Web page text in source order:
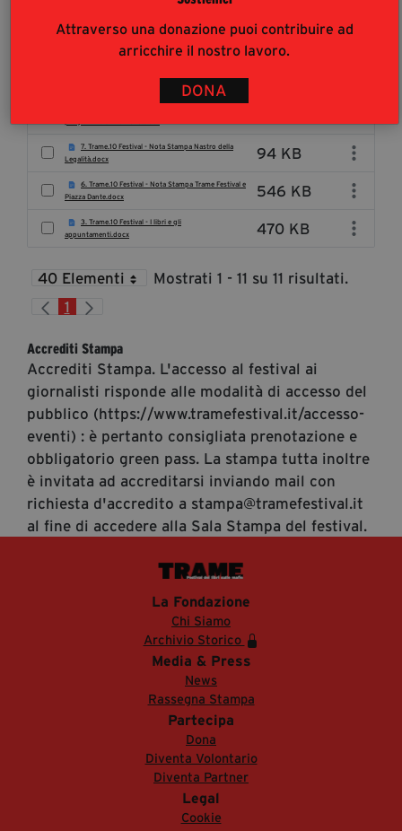
Attraverso una donazione puoi contribuire ad
arricchire il nostro lavoro.
DONA
612 KB
7. Trame.10 Festival - Nota Stampa Nastro della
Legalità.docx
94 KB
6. Trame.10 Festival - Nota Stampa Trame Festival e
Piazza Dante.docx
546 KB
3. Trame.10 Festival - I libri e gli
appuntamenti.docx
470 KB
40 Elementi
Per Page Mostrati 1 - 11 su 11 risultati.
Pagina
1
Accrediti Stampa
Accrediti Stampa. L'accesso al festival ai
giornalisti risponde alle modalità di accesso del
pubblico (https://www.tramefestival.it/accesso-
eventi) : è pertanto consigliata prenotazione e
obbligatorio green pass. La stampa tutta inoltre
è invitata ad accreditarsi inviando mail con
richiesta d'accredito a stampa@tramefestival.it
al fine di accedere alla Sala Stampa del festival.
La Fondazione
Chi Siamo
Archivio Storico
Media & Press
News
Rassegna Stampa
Partecipa
Dona
Diventa Volontario
Diventa Partner
Legal
Cookie